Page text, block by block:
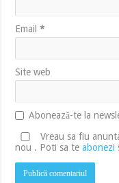
Email*
Site web
Abonează-te la
Vreau sa fiu
nou . Poti sa teabonezi